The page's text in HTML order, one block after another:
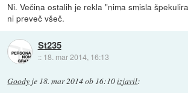
Ni. Večina ostalih je rekla "nima smisla
ni preveč všeč.
St235
:: 18. mar 2014, 16:13
Goody je 18. mar 2014 ob 16:10izjavil: